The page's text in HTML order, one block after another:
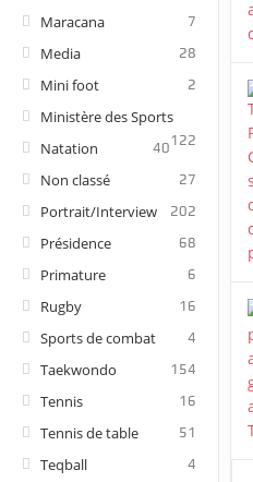
Maracana 7
Media 28
Mini foot 2
Ministère des Sports
122
Natation 40
Non classé 27
Portrait/Interview 202
Présidence 68
Primature 6
Rugby 16
Sports de combat 4
Taekwondo 154
Tennis 16
Tennis de table 51
Teqball 4